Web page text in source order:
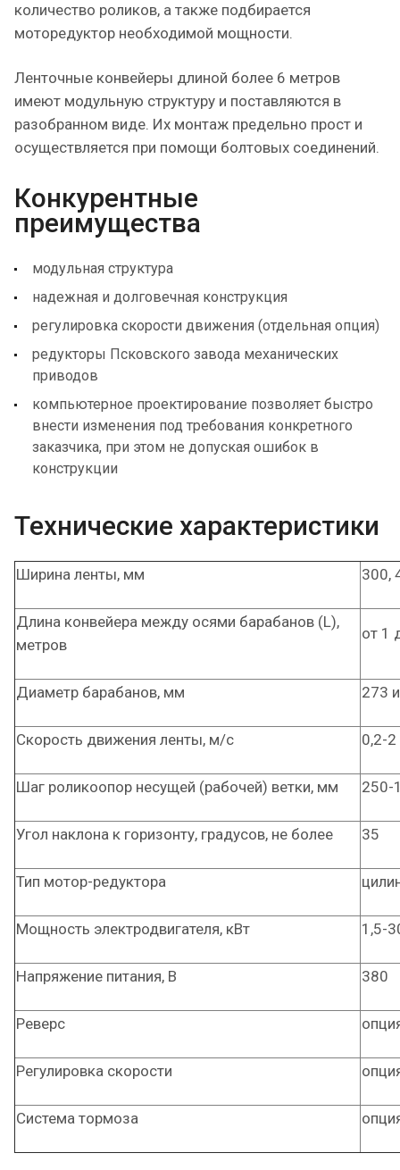
количество роликов, а также подбирается
моторедуктор необходимой мощности.
Ленточные конвейеры длиной более 6 метров
имеют модульную структуру и поставляются в
разобранном виде. Их монтаж предельно прост и
осуществляется при помощи болтовых соединений.
Конкурентные
преимущества
модульная структура
надежная и долговечная конструкция
регулировка скорости движения (отдельная опция)
редукторы Псковского завода механических
приводов
компьютерное проектирование позволяет быстро
внести изменения под требования конкретного
заказчика, при этом не допуская ошибок в
конструкции
Технические характеристики
Ширина ленты, мм 300,
Длина конвейера между осями барабанов (L),
метров
от 1
Диаметр барабанов, мм 273
Скорость движения ленты, м/с 0,2-2
Шаг роликоопор несущей (рабочей) ветки, мм 250-
Угол наклона к горизонту, градусов, не более 35
Тип мотор-редуктора
Мощность электродвигателя, кВт 1,5-
Напряжение питания, В 380
Реверс
Регулировка скорости
Система тормоза